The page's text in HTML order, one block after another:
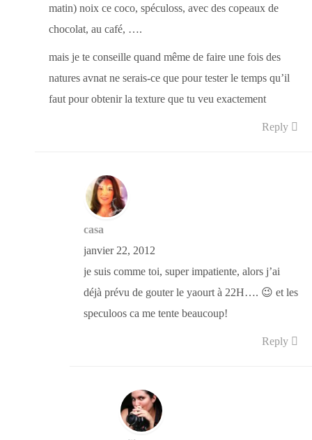
matin) noix ce coco, spéculoss, avec des copeaux de
chocolat, au café, ….
mais je te conseille quand même de faire une fois des
natures avnat ne serais-ce que pour tester le temps qu’il
faut pour obtenir la texture que tu veu exactement
Reply
casa
janvier 22, 2012
je suis comme toi, super impatiente, alors j’ai
déjà prévu de gouter le yaourt à 22H…. 😉 et les
speculoos ca me tente beaucoup!
Reply